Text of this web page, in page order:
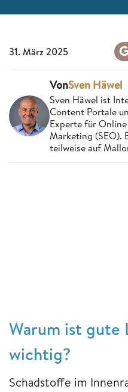
31. März 2025
VonSven Häwel
Sven Häwel ist
Content Portale
Experte für
Marketing (SEO).
teilweise auf
Warum ist
wichtig?
Schadstoffe im